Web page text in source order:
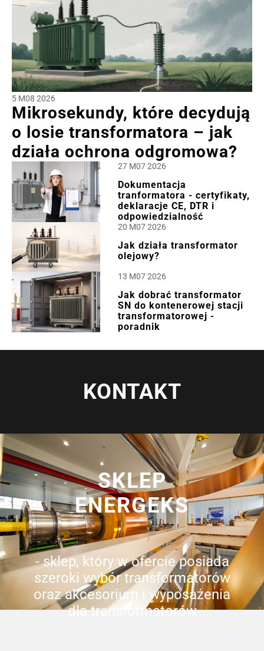
5 M08 2026
Mikrosekundy, które decydują
o losie transformatora – jak
działa ochrona odgromowa?
27 M07 2026
Dokumentacja
tranformatora - certyfikaty,
deklaracje CE, DTR i
odpowiedzialność
20 M07 2026
Jak działa transformator
olejowy?
13 M07 2026
Jak dobrać transformator
SN do kontenerowej stacji
transformatorowej -
poradnik
KONTAKT
SKLEP
ENERGEKS
- sklep, który w ofercie posiada
szeroki wybór transformatorów
oraz akcesorium i wyposażenia
dla transformatorów